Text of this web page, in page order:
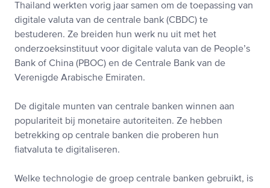
Thailand werkten vorig jaar samen om de toepassing van
digitale valuta van de centrale bank (CBDC) te
bestuderen. Ze breiden hun werk nu uit met het
onderzoeksinstituut voor digitale valuta van de People’s
Bank of China (PBOC) en de Centrale Bank van de
Verenigde Arabische Emiraten.
De digitale munten van centrale banken winnen aan
populariteit bij monetaire autoriteiten. Ze hebben
betrekking op centrale banken die proberen hun
fiatvaluta te digitaliseren.
Welke technologie de groep centrale banken gebruikt, is